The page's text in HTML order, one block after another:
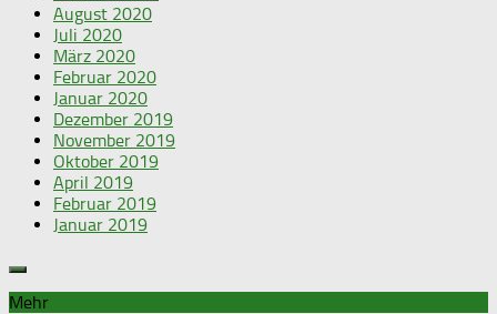
August 2020
Juli 2020
März 2020
Februar 2020
Januar 2020
Dezember 2019
November 2019
Oktober 2019
April 2019
Februar 2019
Januar 2019
Mehr